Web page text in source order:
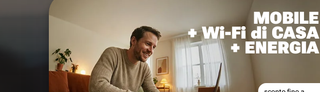
MOBILE
+ Wi-Fi di CASA
+ ENERGIA